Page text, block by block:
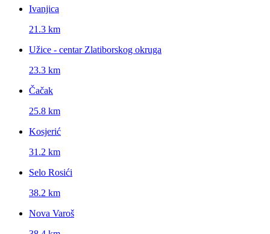
Ivanjica
21.3 km
Užice - centar Zlatiborskog okruga
23.3 km
Čačak
25.8 km
Kosjerić
31.2 km
Selo Rosići
38.2 km
Nova Varoš